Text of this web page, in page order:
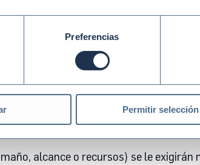
Preferencias
Permitir selección
, pero están sujetos a buenas
modelos de IA de uso general
como
y pueden integrarse en diversos
el proceso de
en sus sistemas el modelo de IA de
para entrenar el modelo de IA de uso
alcance o recursos) se le